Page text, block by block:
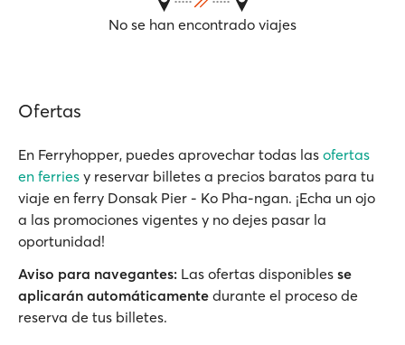
No se han encontrado viajes
Ofertas
En Ferryhopper, puedes aprovechar todas las ofertas
en ferries y reservar billetes a precios baratos para tu
viaje en ferry Donsak Pier - Ko Pha-ngan. ¡Echa un ojo
a las promociones vigentes y no dejes pasar la
oportunidad!
Aviso para navegantes: Las ofertas disponibles se
aplicarán automáticamente durante el proceso de
reserva de tus billetes.